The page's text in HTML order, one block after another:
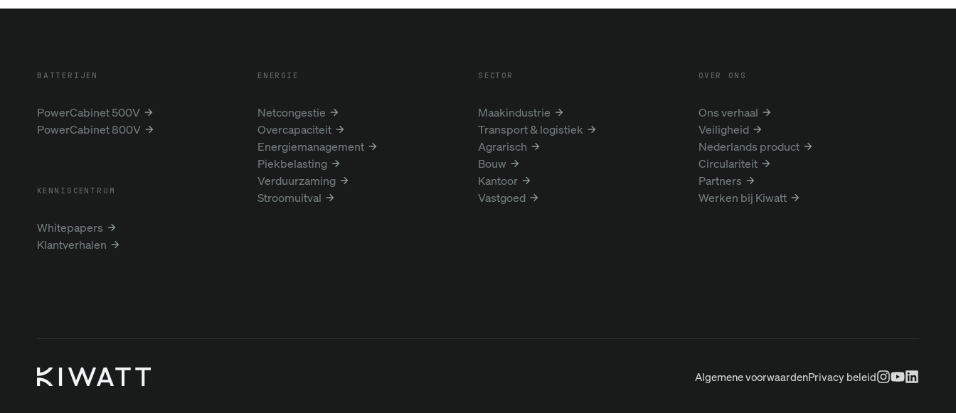
BATTERIJEN
PowerCabinet 500V
PowerCabinet 800V
ENERGIE
Netcongestie
Overcapaciteit
Energiemanagement
Piekbelasting
Verduurzaming
Stroomuitval
SECTOR
Maakindustrie
Transport & logistiek
Agrarisch
Bouw
Kantoor
Vastgoed
OVER ONS
Ons verhaal
Veiligheid
Nederlands product
Circulariteit
Partners
Werken bij Kiwatt
KENNISCENTRUM
Whitepapers
Klantverhalen
Algemene voorwaardenPrivacy beleid